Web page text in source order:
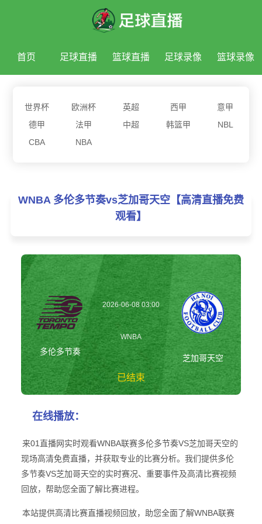
首页 足球直播 篮球直播 足球录像 篮球录像
世界杯 欧洲杯 英超 西甲
意甲
德甲
法甲 中超 韩篮甲
NBL
CBA
NBA
WNBA 多伦多节奏vs芝加哥天空【高清直播免费
观看】
多伦多节奏
2026-06-08 03:00
WNBA
已结束
芝加哥天空
在线播放：
来01直播网实时观看WNBA联赛多伦多节奏VS芝加哥天空的
现场高清免费直播，并获取专业的比赛分析。我们提供多伦
多节奏VS芝加哥天空的实时赛况、重要事件及高清比赛视频
回放，帮助您全面了解比赛进程。
本站提供高清比赛直播视频回放，助您全面了解WNBA联赛